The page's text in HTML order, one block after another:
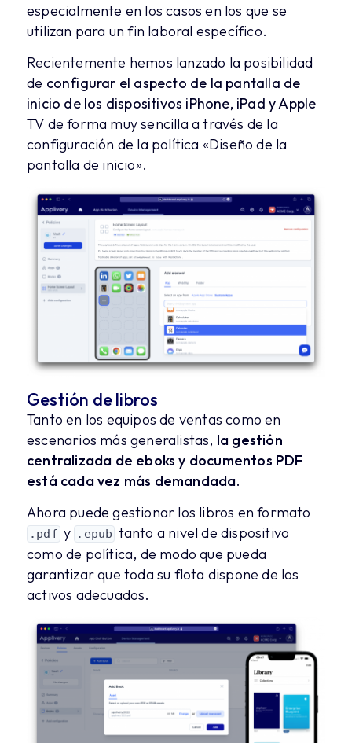
especialmente en los casos en los que se
utilizan para un fin laboral específico.
Recientemente hemos lanzado la posibilidad
de configurar el aspecto de la pantalla de
inicio de los dispositivos iPhone, iPad y Apple
TV de forma muy sencilla a través de la
configuración de la política «Diseño de la
pantalla de inicio».
Gestión de libros
Tanto en los equipos de ventas como en
escenarios más generalistas, la gestión
centralizada de eboks y documentos PDF
está cada vez más demandada.
Ahora puede gestionar los libros en formato
.pdf y .epub tanto a nivel de dispositivo
como de política, de modo que pueda
garantizar que toda su flota dispone de los
activos adecuados.